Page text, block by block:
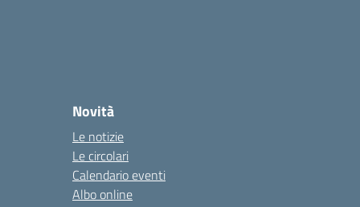
Novità
Le notizie
Le circolari
Calendario eventi
Albo online